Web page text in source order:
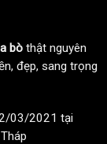
bò thật nguyên
đẹp, sang trọng
03/2021 tại